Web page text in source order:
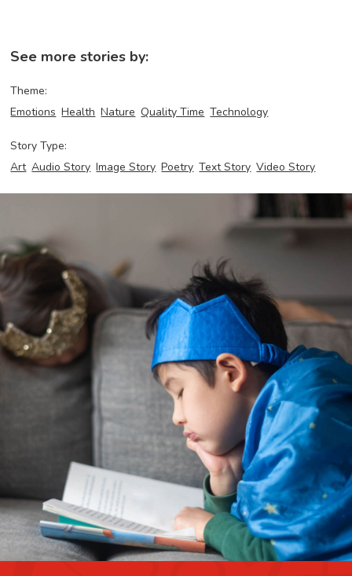
See more stories by:
Theme:
Emotions Health Nature Quality Time Technology
Story Type:
Art Audio Story Image Story Poetry Text Story Video Story